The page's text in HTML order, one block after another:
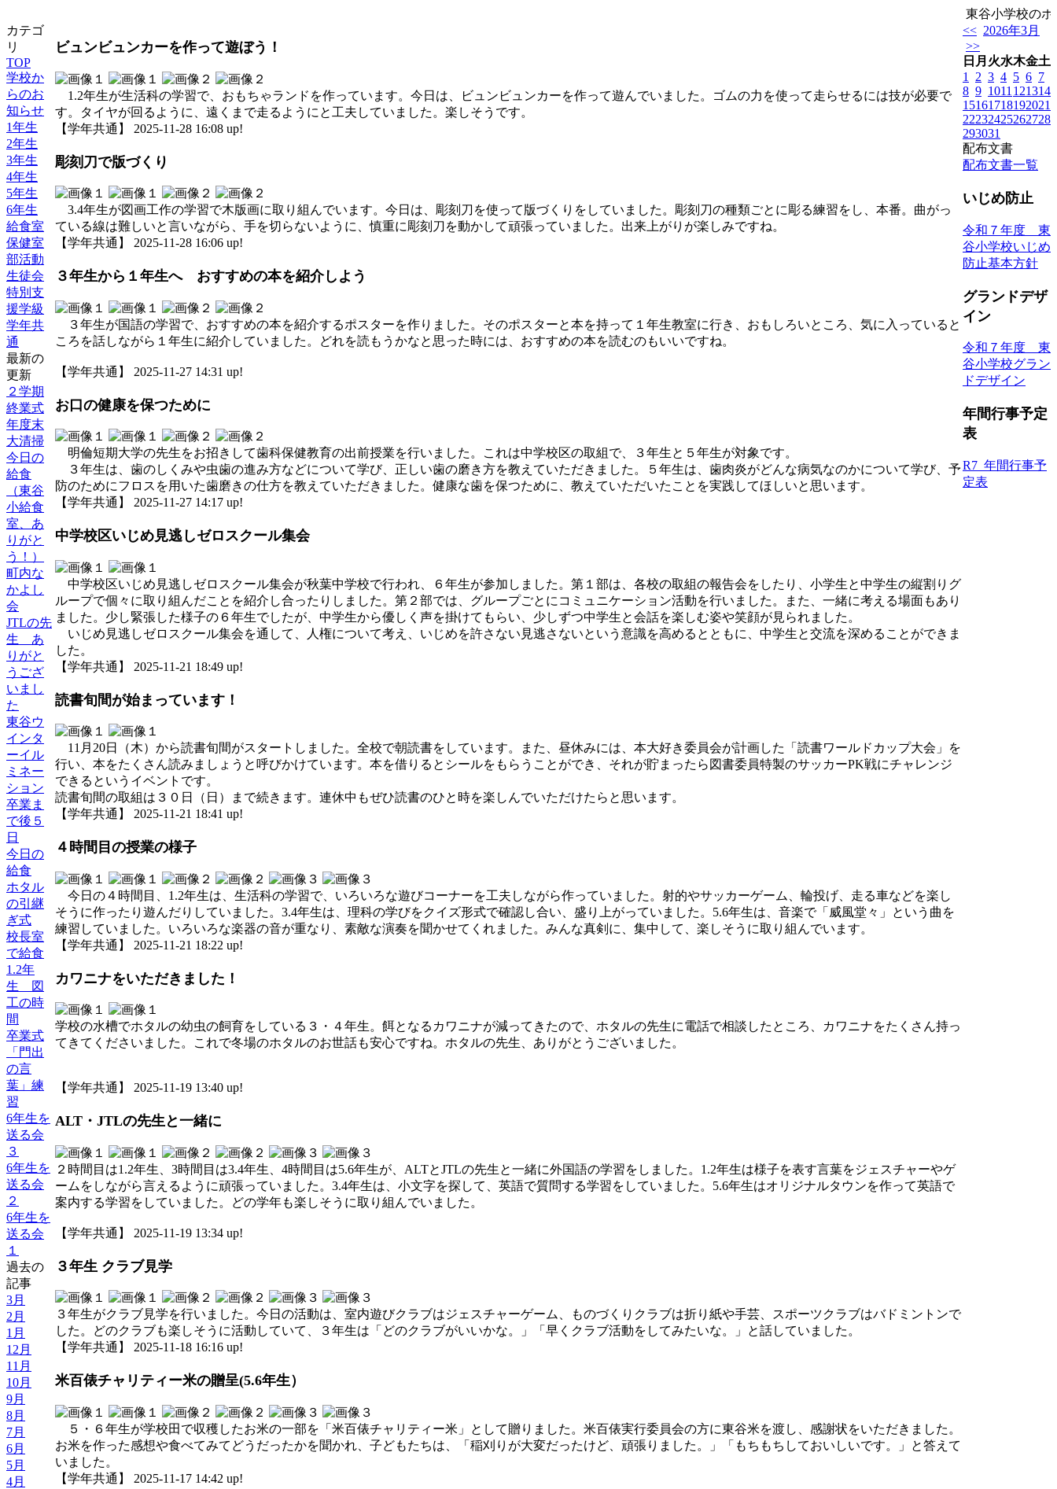
東谷小学校のホ
カテゴ
リ
TOP
学校か
らのお
知らせ
1年生
2年生
3年生
4年生
5年生
6年生
給食室
保健室
部活動
生徒会
特別支
援学級
学年共
通
最新の
更新
２学期
終業式
年度末
大清掃
今日の
給食
（東谷
小給食
室、あ
りがと
う！）
町内な
かよし
会
JTLの先
生 あ
りがと
うござ
いまし
た
東谷ウ
インタ
ーイル
ミネー
ション
卒業ま
で後５
日
今日の
給食
ホタル
の引継
ぎ式
校長室
で給食
1.2年
生 図
工の時
間
卒業式
「門出
の言
葉」練
習
6年生を
送る会
３
6年生を
送る会
２
6年生を
送る会
１
過去の
記事
3月
2月
1月
12月
11月
10月
9月
8月
7月
6月
5月
4月
ビュンビュンカーを作って遊ぼう！
1.2年生が生活科の学習で、おもちゃランドを作っています。今日は、ビュンビュンカーを作って遊んでいました。ゴムの力を使って走らせるには技が必要で
す。タイヤが回るように、遠くまで走るようにと工夫していました。楽しそうです。
【学年共通】 2025-11-28 16:08 up!
彫刻刀で版づくり
3.4年生が図画工作の学習で木版画に取り組んでいます。今日は、彫刻刀を使って版づくりをしていました。彫刻刀の種類ごとに彫る練習をし、本番。曲がっ
ている線は難しいと言いながら、手を切らないように、慎重に彫刻刀を動かして頑張っていました。出来上がりが楽しみですね。
【学年共通】 2025-11-28 16:06 up!
３年生から１年生へ おすすめの本を紹介しよう
３年生が国語の学習で、おすすめの本を紹介するポスターを作りました。そのポスターと本を持って１年生教室に行き、おもしろいところ、気に入っていると
ころを話しながら１年生に紹介していました。どれを読もうかなと思った時には、おすすめの本を読むのもいいですね。
【学年共通】 2025-11-27 14:31 up!
お口の健康を保つために
明倫短期大学の先生をお招きして歯科保健教育の出前授業を行いました。これは中学校区の取組で、３年生と５年生が対象です。
３年生は、歯のしくみや虫歯の進み方などについて学び、正しい歯の磨き方を教えていただきました。５年生は、歯肉炎がどんな病気なのかについて学び、予
防のためにフロスを用いた歯磨きの仕方を教えていただきました。健康な歯を保つために、教えていただいたことを実践してほしいと思います。
【学年共通】 2025-11-27 14:17 up!
中学校区いじめ見逃しゼロスクール集会
中学校区いじめ見逃しゼロスクール集会が秋葉中学校で行われ、６年生が参加しました。第１部は、各校の取組の報告会をしたり、小学生と中学生の縦割りグ
ループで個々に取り組んだことを紹介し合ったりしました。第２部では、グループごとにコミュニケーション活動を行いました。また、一緒に考える場面もあり
ました。少し緊張した様子の６年生でしたが、中学生から優しく声を掛けてもらい、少しずつ中学生と会話を楽しむ姿や笑顔が見られました。
いじめ見逃しゼロスクール集会を通して、人権について考え、いじめを許さない見逃さないという意識を高めるとともに、中学生と交流を深めることができま
した。
【学年共通】 2025-11-21 18:49 up!
読書旬間が始まっています！
11月20日（木）から読書旬間がスタートしました。全校で朝読書をしています。また、昼休みには、本大好き委員会が計画した「読書ワールドカップ大会」を
行い、本をたくさん読みましょうと呼びかけています。本を借りるとシールをもらうことができ、それが貯まったら図書委員特製のサッカーPK戦にチャレンジ
できるというイベントです。
読書旬間の取組は３０日（日）まで続きます。連休中もぜひ読書のひと時を楽しんでいただけたらと思います。
【学年共通】 2025-11-21 18:41 up!
４時間目の授業の様子
今日の４時間目、1.2年生は、生活科の学習で、いろいろな遊びコーナーを工夫しながら作っていました。射的やサッカーゲーム、輪投げ、走る車などを楽し
そうに作ったり遊んだりしていました。3.4年生は、理科の学びをクイズ形式で確認し合い、盛り上がっていました。5.6年生は、音楽で「威風堂々」という曲を
練習していました。いろいろな楽器の音が重なり、素敵な演奏を聞かせてくれました。みんな真剣に、集中して、楽しそうに取り組んでいます。
【学年共通】 2025-11-21 18:22 up!
カワニナをいただきました！
学校の水槽でホタルの幼虫の飼育をしている３・４年生。餌となるカワニナが減ってきたので、ホタルの先生に電話で相談したところ、カワニナをたくさん持っ
てきてくださいました。これで冬場のホタルのお世話も安心ですね。ホタルの先生、ありがとうございました。
【学年共通】 2025-11-19 13:40 up!
ALT・JTLの先生と一緒に
２時間目は1.2年生、3時間目は3.4年生、4時間目は5.6年生が、ALTとJTLの先生と一緒に外国語の学習をしました。1.2年生は様子を表す言葉をジェスチャーやゲ
ームをしながら言えるように頑張っていました。3.4年生は、小文字を探して、英語で質問する学習をしていました。5.6年生はオリジナルタウンを作って英語で
案内する学習をしていました。どの学年も楽しそうに取り組んでいました。
【学年共通】 2025-11-19 13:34 up!
３年生 クラブ見学
３年生がクラブ見学を行いました。今日の活動は、室内遊びクラブはジェスチャーゲーム、ものづくりクラブは折り紙や手芸、スポーツクラブはバドミントンで
した。どのクラブも楽しそうに活動していて、３年生は「どのクラブがいいかな。」「早くクラブ活動をしてみたいな。」と話していました。
【学年共通】 2025-11-18 16:16 up!
米百俵チャリティー米の贈呈(5.6年生）
５・６年生が学校田で収穫したお米の一部を「米百俵チャリティー米」として贈りました。米百俵実行委員会の方に東谷米を渡し、感謝状をいただきました。
お米を作った感想や食べてみてどうだったかを聞かれ、子どもたちは、「稲刈りが大変だったけど、頑張りました。」「もちもちしておいしいです。」と答えて
いました。
【学年共通】 2025-11-17 14:42 up!
<< 2026年3月
>>
日 月 火水木金土
1
2 3 4 5 6 7
8 9 1011 121314
15161718192021
22232425262728
293031
配布文書
配布文書一覧
いじめ防止
令和７年度 東
谷小学校いじめ
防止基本方針
グランドデザ
イン
令和７年度 東
谷小学校グラン
ドデザイン
年間行事予定
表
R7_年間行事予
定表